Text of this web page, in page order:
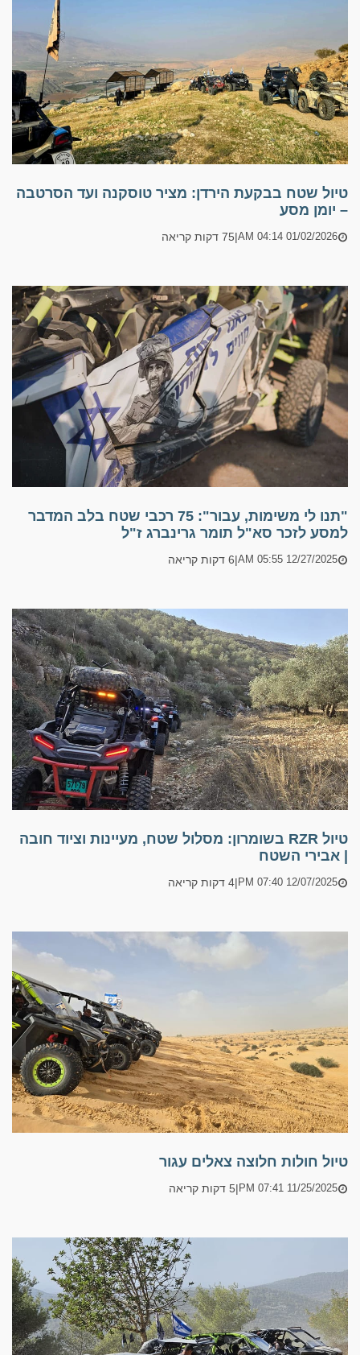
טיול שטח בבקעת הירדן: מציר טוסקנה ועד הסרטבה
– יומן מסע
01/02/2026 04:14 AM
|75 דקות קריאה
"תנו לי משימות, עבור": 75 רכבי שטח בלב המדבר
למסע לזכר סא"ל תומר גרינברג ז"ל
12/27/2025 05:55 AM
|6 דקות קריאה
טיול RZR בשומרון: מסלול שטח, מעיינות וציוד חובה
| אבירי השטח
12/07/2025 07:40 PM
|4 דקות קריאה
טיול חולות חלוצה צאלים עגור
11/25/2025 07:41 PM
|5 דקות קריאה